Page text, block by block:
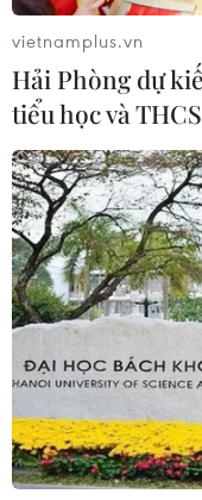
vietnamplus.vn
Hải Phòng dự
tiểu học và